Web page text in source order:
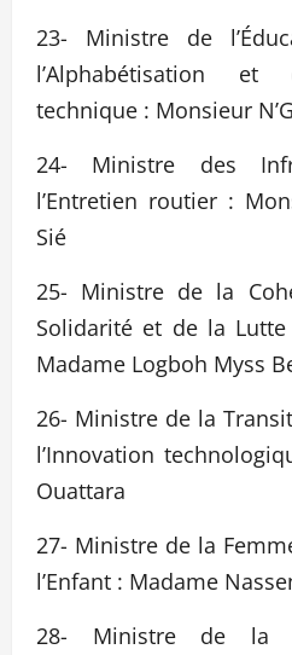
23- Ministre de
l’Alphabétisation et
technique : Monsieur
24- Ministre des
l’Entretien routier :
Sié
25- Ministre de la
Solidarité et de la
Madame Logboh Myss
26- Ministre de la
l’Innovation
Ouattara
27- Ministre de la
l’Enfant : Madame
28- Ministre de la